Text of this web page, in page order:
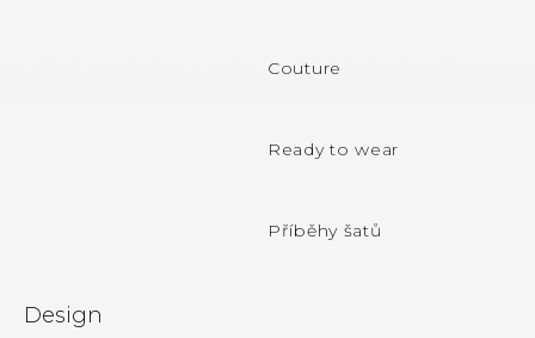
Couture
Ready to wear
Příběhy šatů
Design